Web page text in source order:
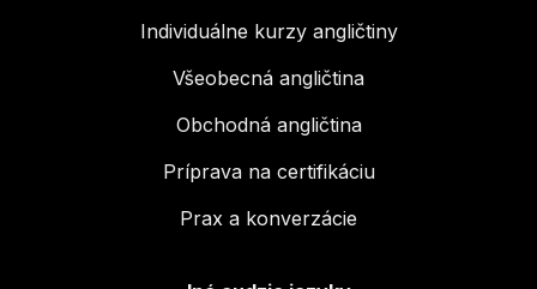
Individuálne kurzy angličtiny
Všeobecná angličtina
Obchodná angličtina
Príprava na certifikáciu
Prax a konverzácie